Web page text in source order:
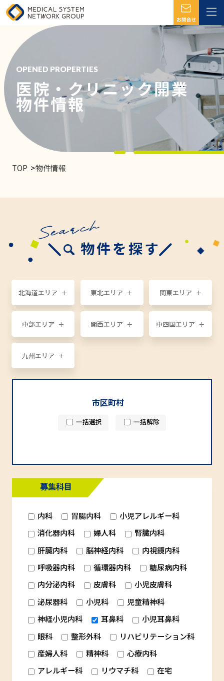
OPENED PROPERTIES
医院・クリニック開業
物件情報
TOP 物件情報
物件を探す
北海道エリア 東北エリア 関東エリア
中部エリア 関西エリア 中四国エリア
九州エリア
市区町村
一括選択 一括解除
募集科目
内科 胃腸内科
小児アレルギー科
消化器内科
婦人科
腎臓内科
肝臓内科
脳神経内科
内視鏡内科
呼吸器内科
循環器内科
糖尿病内科
内分泌内科
皮膚科
小児皮膚科
泌尿器科
小児科
児童精神科
神経小児内科
耳鼻科
小児耳鼻科
眼科
整形外科
リハビリテーション科
産婦人科
精神科
心療内科
アレルギー科
リウマチ科
在宅